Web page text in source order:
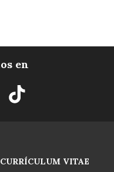
en
VITAE